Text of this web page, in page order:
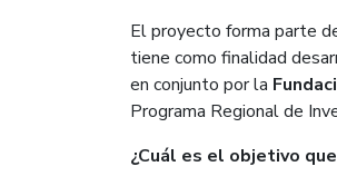
El proyecto forma parte
tiene como finalidad
en conjunto por la
Programa Regional de
¿Cuál es el objetivo